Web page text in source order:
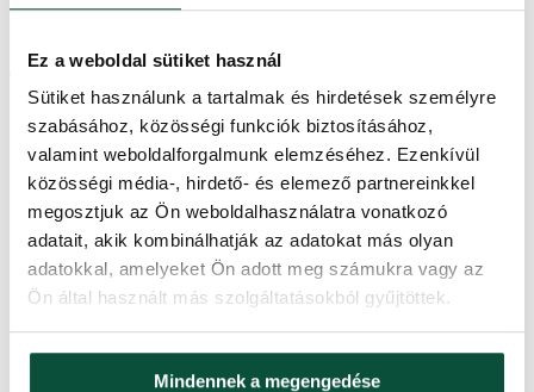
Ez a weboldal sütiket használ
Sütiket használunk a tartalmak és hirdetések személyre
szabásához, közösségi funkciók biztosításához,
valamint weboldalforgalmunk elemzéséhez. Ezenkívül
közösségi média-, hirdető- és elemező partnereinkkel
megosztjuk az Ön weboldalhasználatra vonatkozó
adatait, akik kombinálhatják az adatokat más olyan
adatokkal, amelyeket Ön adott meg számukra vagy az
Ön által használt más szolgáltatásokból gyűjtöttek.
Mindennek a megengedése
ízléses fém virágcserépbe állítva
Magasság (állvánnyal) 120 cm
Szélesség 75cm
Ágak teljes száma 627